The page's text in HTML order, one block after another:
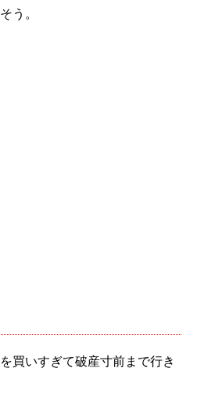
う。
買いすぎて破産寸前まで行き